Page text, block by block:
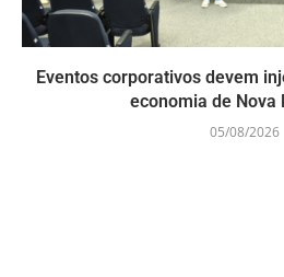
Eventos corporativos devem
economia de Nova
05/08/2026